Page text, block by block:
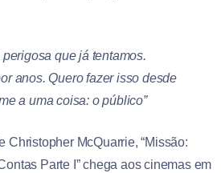
que já tentamos.
anos. Quero fazer isso desde
a uma coisa: o público”
Christopher McQuarrie, “Missão:
Parte I” chega aos cinemas em